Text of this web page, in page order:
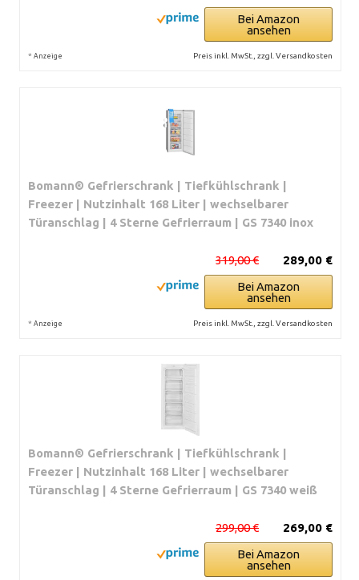
Bei Amazon
ansehen
* Anzeige Preis inkl. MwSt., zzgl. Versandkosten
Bomann® Gefrierschrank | Tiefkühlschrank |
Freezer | Nutzinhalt 168 Liter | wechselbarer
Türanschlag | 4 Sterne Gefrierraum | GS 7340 inox
289,00 €
319,00 €
Bei Amazon
ansehen
* Anzeige Preis inkl. MwSt., zzgl. Versandkosten
Bomann® Gefrierschrank | Tiefkühlschrank |
Freezer | Nutzinhalt 168 Liter | wechselbarer
Türanschlag | 4 Sterne Gefrierraum | GS 7340 weiß
269,00 €
299,00 €
Bei Amazon
ansehen